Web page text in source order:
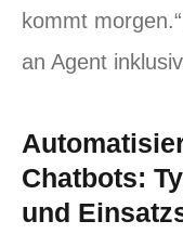
kommt
an Agent
Chatbots:
und